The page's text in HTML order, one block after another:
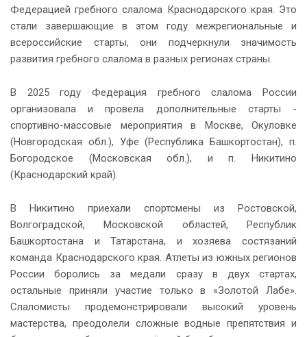
Федерацией гребного слалома Краснодарского края. Это
стали завершающие в этом году межрегиональные и
всероссийские старты, они подчеркнули значимость
развития гребного слалома в разных регионах страны.
В 2025 году Федерация гребного слалома России
организовала и провела дополнительные старты -
спортивно-массовые мероприятия в Москве, Окуловке
(Новгородская обл.), Уфе (Республика Башкортостан), п.
Богородское (Московская обл.), и п. Никитино
(Краснодарский край).
В Никитино приехали спортсмены из Ростовской,
Волгоградской, Московской областей, Республик
Башкортостана и Татарстана, и хозяева состязаний
команда Краснодарского края. Атлеты из южных регионов
России боролись за медали сразу в двух стартах,
остальные приняли участие только в «Золотой Лабе».
Слаломисты продемонстрировали высокий уровень
мастерства, преодолели сложные водные препятствия и